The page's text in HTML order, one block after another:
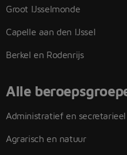
Groot IJsselmonde
Capelle aan den IJssel
Berkel en Rodenrijs
Alle
Administratief en secretarieel
Agrarisch en natuur